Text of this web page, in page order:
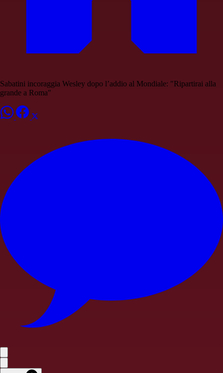
Sabatini incoraggia Wesley dopo l’addio al Mondiale: "Ripartirai alla
grande a Roma"